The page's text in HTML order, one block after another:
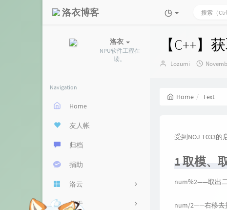
洛衣博客
洛衣
NPU软件工程在
读。
Navigation
Home
友人帐
归档
捐助
洛云
云盘
关于
【C++
Author：
Lozumi
发
Home Text
受到NOJ T033的
1 取模、
num%2——取出
num/2——右移去